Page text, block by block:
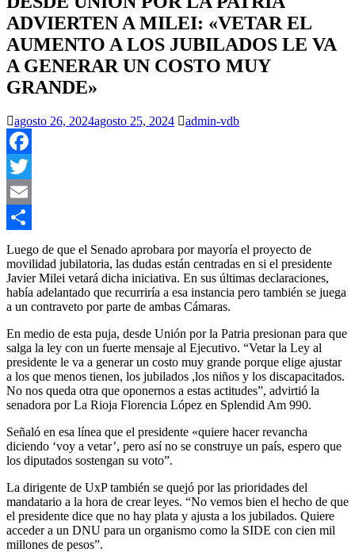
ADVIERTEN A MILEI: «VETAR EL
AUMENTO A LOS JUBILADOS LE VA
A GENERAR UN COSTO MUY
GRANDE»
agosto 26, 2024agosto 25, 2024 admin-vdb
Facebook
Twitter
Email
Compartir
Luego de que el Senado aprobara por mayoría el proyecto de
movilidad jubilatoria, las dudas están centradas en si el presidente
Javier Milei vetará dicha iniciativa. En sus últimas declaraciones,
había adelantado que recurriría a esa instancia pero también se juega
a un contraveto por parte de ambas Cámaras.
En medio de esta puja, desde Unión por la Patria presionan para que
salga la ley con un fuerte mensaje al Ejecutivo. “Vetar la Ley al
presidente le va a generar un costo muy grande porque elige ajustar
a los que menos tienen, los jubilados ,los niños y los discapacitados.
No nos queda otra que oponernos a estas actitudes”, advirtió la
senadora por La Rioja Florencia López en Splendid Am 990.
Señaló en esa línea que el presidente «quiere hacer revancha
diciendo ‘voy a vetar’, pero así no se construye un país, espero que
los diputados sostengan su voto”.
La dirigente de UxP también se quejó por las prioridades del
mandatario a la hora de crear leyes. “No vemos bien el hecho de que
el presidente dice que no hay plata y ajusta a los jubilados. Quiere
acceder a un DNU para un organismo como la SIDE con cien mil
millones de pesos”.